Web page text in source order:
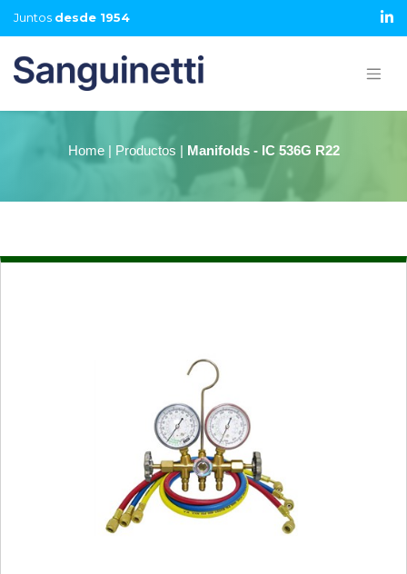
Juntos desde 1954
Home | Productos | Manifolds - IC 536G R22